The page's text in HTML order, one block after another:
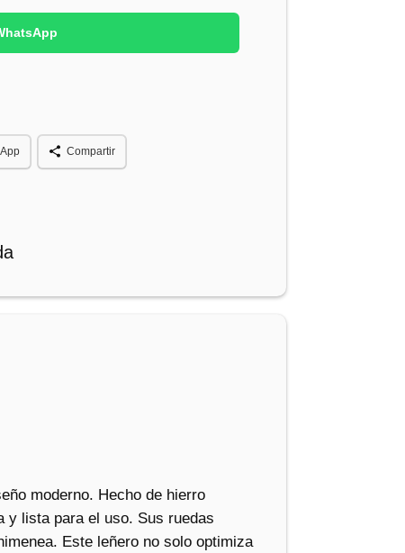
Compartir
moderno. Hecho de hierro
y lista para el uso. Sus ruedas
Este leñero no solo optimiza